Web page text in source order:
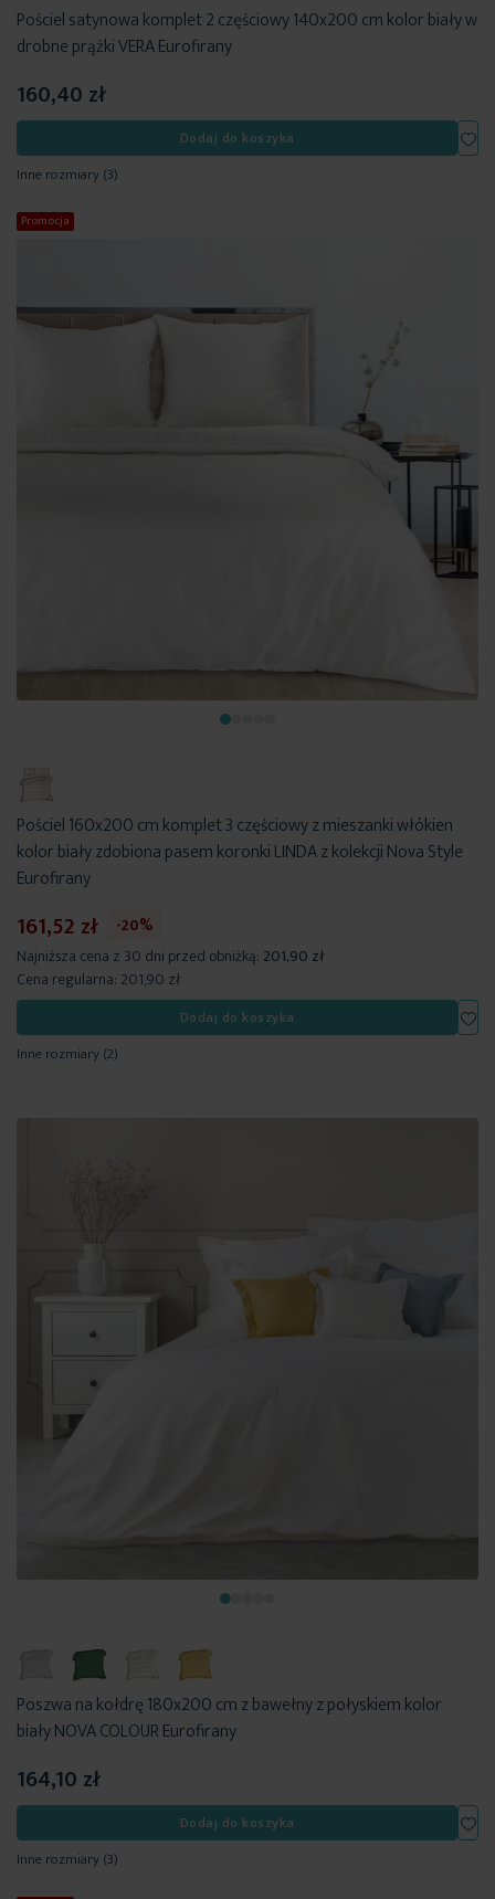
Pościel satynowa komplet 2 częściowy 140x200 cm kolor biały w
drobne prążki VERA Eurofirany
160,40 zł
Dodaj do koszyka
Inne rozmiary(3)
Promocja
Pościel 160x200 cm komplet 3 częściowy z mieszanki włókien
kolor biały zdobiona pasem koronki LINDA z kolekcji Nova Style
Eurofirany
161,52 zł
-20%
Najniższa cena z 30 dni przed obniżką: 201,90 zł
Cena regularna: 201,90 zł
Dodaj do koszyka
Inne rozmiary(2)
Poszwa na kołdrę 180x200 cm z bawełny z połyskiem kolor
biały NOVA COLOUR Eurofirany
164,10 zł
Dodaj do koszyka
Inne rozmiary(3)